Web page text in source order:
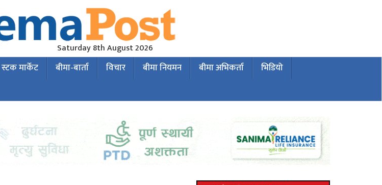
Saturday 8th August 2026
स्टक मार्केट बीमा-बार्ता विचार बीमा नियमन बीमा अभिकर्ता
भिडियो